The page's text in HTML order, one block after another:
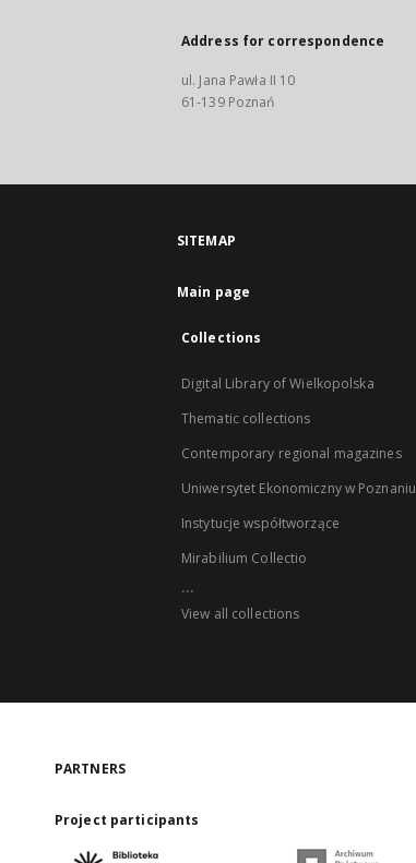
Address for correspondence
ul. Jana Pawła II 10
61-139 Poznań
SITEMAP
Main page
Collections
Digital Library of Wielkopolska
Thematic collections
Contemporary regional magazines
Uniwersytet Ekonomiczny w Poznaniu
Instytucje współtworzące
Mirabilium Collectio
...
View all collections
PARTNERS
Project participants